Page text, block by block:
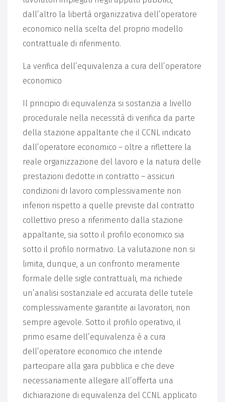
dall’altro la libertà organizzativa dell’operatore
economico nella scelta del proprio modello
contrattuale di riferimento.
La verifica dell’equivalenza a cura dell’operatore
economico
Il principio di equivalenza si sostanzia a livello
procedurale nella necessità di verifica da parte
della stazione appaltante che il CCNL indicato
dall’operatore economico – oltre a riflettere la
reale organizzazione del lavoro e la natura delle
prestazioni dedotte in contratto – assicuri
condizioni di lavoro complessivamente non
inferiori rispetto a quelle previste dal contratto
collettivo preso a riferimento dalla stazione
appaltante, sia sotto il profilo economico sia
sotto il profilo normativo. La valutazione non si
limita, dunque, a un confronto meramente
formale delle sigle contrattuali, ma richiede
un’analisi sostanziale ed accurata delle tutele
complessivamente garantite ai lavoratori, non
sempre agevole. Sotto il profilo operativo, il
primo esame dell’equivalenza è a cura
dell’operatore economico che intende
partecipare alla gara pubblica e che deve
necessariamente allegare all’offerta una
dichiarazione di equivalenza del CCNL applicato